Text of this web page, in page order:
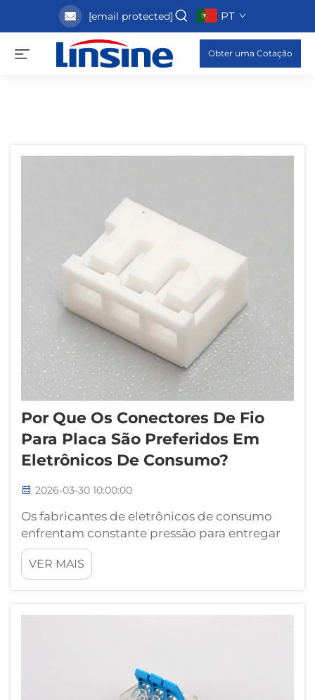
[email protected] PT
Obter uma Cotação
Por Que Os Conectores De Fio
Para Placa São Preferidos Em
Eletrônicos De Consumo?
2026-03-30 10:00:00
Os fabricantes de eletrônicos de consumo
enfrentam constante pressão para entregar
dispositivos menores, mais leves e mais
confiáveis, ao mesmo tempo em que
mantêm a eficiência de custos e a
competitivo, a escolha da conectividade
VER MAIS